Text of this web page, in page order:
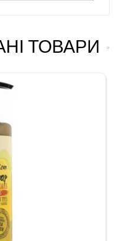
ТОВАРИ